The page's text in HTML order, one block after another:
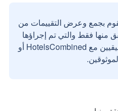
بجمع وعرض التقييمات من
منها فقط والتي تم إجراؤها
بواسطة مستخدمين حقيقيين مع HotelsCombined أو